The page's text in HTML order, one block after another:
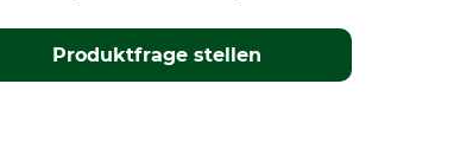
Produktfrage stellen